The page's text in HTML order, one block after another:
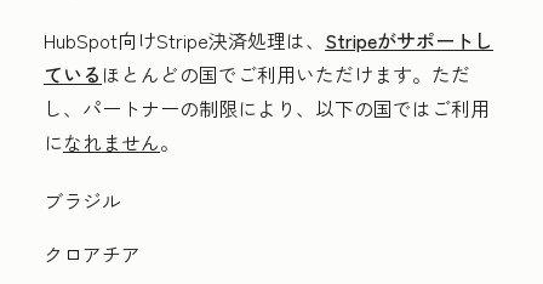
HubSpot向けStripe決済処理は、 Stripeがサポートし
ている ほとんどの国でご利用いただけます。ただ
し、パートナーの制限により、以下の国ではご利用
になれません。
ブラジル
クロアチア